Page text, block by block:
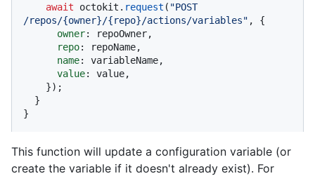
await octokit. request ( "POST
/repos/{owner}/{repo}/actions/variables" , {
owner: repoOwner,
repo: repoName,
name: variableName,
value: value,
}
This function will update a configuration variable (or
create the variable if it doesn't already exist). For